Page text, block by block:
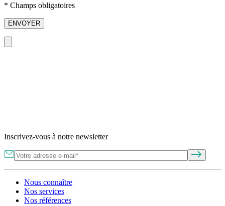
* Champs obligatoires
ENVOYER
Inscrivez-vous à notre newsletter
Nous connaître
Nos services
Nos références